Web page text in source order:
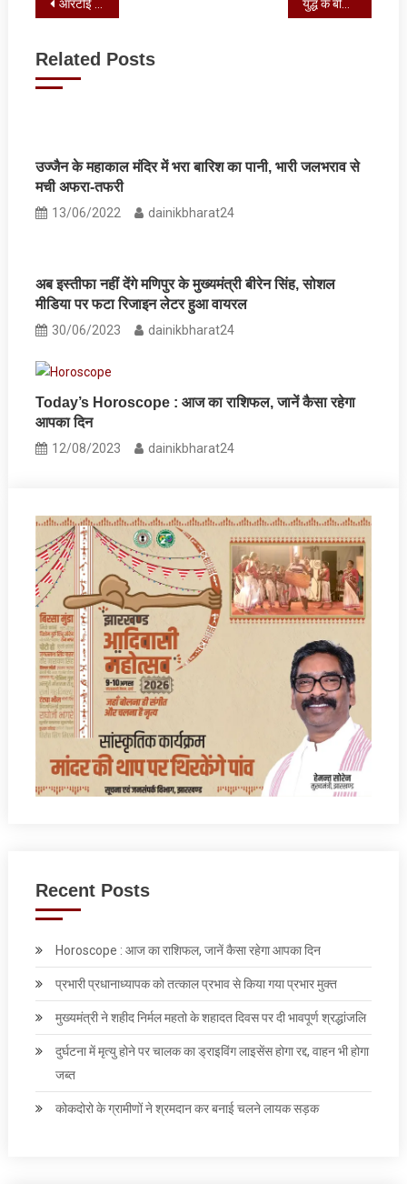
आरटीई से पहले टेट को मान्य नहीं किया जा सकता युद्ध के बीच गैस के बाद अब तेल को लेकर आई ये अच्‍छी खबर
Related Posts
उज्जैन के महाकाल मंदिर में भरा बारिश का पानी, भारी जलभराव से
मची अफरा-तफरी
13/06/2022 dainikbharat24
अब इस्तीफा नहीं देंगे मणिपुर के मुख्यमंत्री बीरेन सिंह, सोशल
मीडिया पर फटा रिजाइन लेटर हुआ वायरल
30/06/2023 dainikbharat24
Today’s Horoscope : आज का राशिफल, जानें कैसा रहेगा
आपका दिन
12/08/2023 dainikbharat24
Recent Posts
Horoscope : आज का राशिफल, जानें कैसा रहेगा आपका दिन
प्रभारी प्रधानाध्यापक को तत्काल प्रभाव से किया गया प्रभार मुक्त
मुख्यमंत्री ने शहीद निर्मल महतो के शहादत दिवस पर दी भावपूर्ण श्रद्धांजलि
दुर्घटना में मृत्यु होने पर चालक का ड्राइविंग लाइसेंस होगा रद्द, वाहन भी होगा
जब्त
कोकदोरो के ग्रामीणों ने श्रमदान कर बनाई चलने लायक सड़क